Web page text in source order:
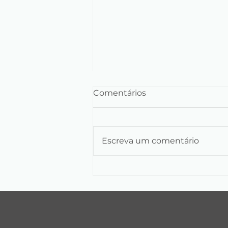
reduz perdas e aumenta a
Comentários
Escreva um comentário